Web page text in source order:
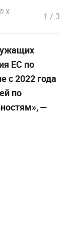
X
1 / 3
ЕС по
с 2022 года
по
—